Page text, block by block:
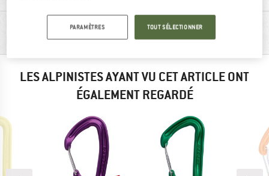
RENSEIGNEMENTS MATÉRIEL ET
FONCTIONNALITÉS
LES ALPINISTES AYANT VU CET ARTICLE ONT
ÉGALEMENT REGARDÉ
PARAMÈTRES TOUT SÉLECTIONNER